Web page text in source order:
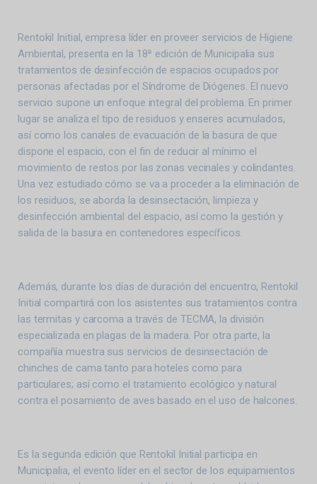
Rentokil Initial, empresa líder en proveer servicios de Higiene
Ambiental, presenta en la 18ª edición de Municipalia sus
tratamientos de desinfección de espacios ocupados por
personas afectadas por el Síndrome de Diógenes. El nuevo
servicio supone un enfoque integral del problema. En primer
lugar se analiza el tipo de residuos y enseres acumulados,
así como los canales de evacuación de la basura de que
dispone el espacio, con el fin de reducir al mínimo el
movimiento de restos por las zonas vecinales y colindantes.
Una vez estudiado cómo se va a proceder a la eliminación de
los residuos, se aborda la desinsectación, limpieza y
desinfección ambiental del espacio, así como la gestión y
salida de la basura en contenedores específicos.
Además, durante los días de duración del encuentro, Rentokil
Initial compartirá con los asistentes sus tratamientos contra
las termitas y carcoma a través de TECMA, la división
especializada en plagas de la madera. Por otra parte, la
compañía muestra sus servicios de desinsectación de
chinches de cama tanto para hoteles como para
particulares; así como el tratamiento ecológico y natural
contra el posamiento de aves basado en el uso de halcones.
Es la segunda edición que Rentokil Initial participa en
Municipalia, el evento líder en el sector de los equipamientos